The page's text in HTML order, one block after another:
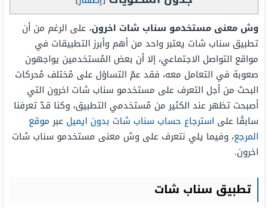
وش معنى مستخدمو سناب شات اخرون، على الرغم من أن
تطبيق سناب شات يعتبر واحد من أهم وأبرز التطبيقات في
مواقع التواصل الاجتماعي، إلا أن بعض المُستخدمين يواجهون
صعوبة في التعامل معه، فقد عمّ التساؤل على مُختلف مُحركات
البحث من أجل التعرف على مستخدمو سناب شات اخرون التي
أصبحت تظهر عند الكثير من مُستخدمي التطبيق، وكنا قدّ تعرفنا
سابقًا على استرجاع حساب سناب شات بدون ايميل عبرموقع
المرجع، وفيما يلي نتعرف على وش معنى مستخدمو سناب شات
اخرون.
تطبيق سناب شات